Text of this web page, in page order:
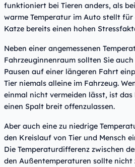
funktioniert bei Tieren anders, als
warme Temperatur im Auto stellt für
Katze bereits einen hohen
Neben einer angemessenen
Fahrzeuginnenraum sollten Sie
Pausen auf einer längeren Fahrt
Tier niemals alleine im Fahrzeug.
einmal nicht vermeiden lässt, ist
einen Spalt breit offenzulassen.
Aber auch eine zu niedrige
den Kreislauf von Tier und Mensch
Die Temperaturdifferenz zwischen
den Außentemperaturen sollte nicht